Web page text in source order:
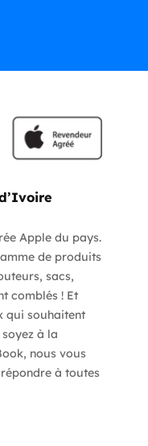
Apple du pays.
de produits
sacs,
comblés ! Et
qui souhaitent
à la
nous vous
à toutes